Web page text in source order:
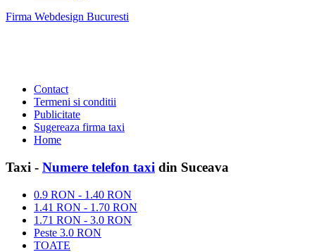
Firma Webdesign Bucuresti
Contact
Termeni si conditii
Publicitate
Sugereaza firma taxi
Home
Taxi - Numere telefon taxi din Suceava
0.9 RON - 1.40 RON
1.41 RON - 1.70 RON
1.71 RON - 3.0 RON
Peste 3.0 RON
TOATE